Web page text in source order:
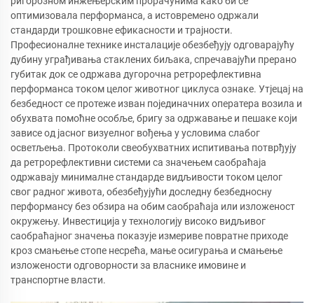
оптимизовала перформанса, а истовремено одржали
стандарди трошковне ефикасности и трајности.
Професионалне технике инсталације обезбеђују одговарајућу
дубину уграђивања стаклених биљака, спречавајући прерано
губитак док се одржава дугорочна ретрорефлективна
перформанса током целог животног циклуса ознаке. Утјецај на
безбедност се протеже изван појединачних оператера возила и
обухвата помоћне особље, бригу за одржавање и пешаке који
зависе од јасног визуелног вођења у условима слабог
осветљења. Протоколи свеобухватних испитивања потврђују
да ретрорефлективни системи са значењем саобраћаја
одржавају минималне стандарде видљивости током целог
свог радног живота, обезбеђујући доследну безбедносну
перформансу без обзира на обим саобраћаја или изложеност
окружењу. Инвестиција у технологију високо видљивог
саобраћајног значења показује измериве повратне приходе
кроз смањење стопе несрећа, мање осигурања и смањење
изложености одговорности за власнике имовине и
транспортне власти.